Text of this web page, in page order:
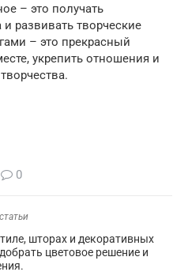
– это получать
развивать творческие
– это прекрасный
укрепить отношения и
0
шторах и декоративных
цветовое решение и